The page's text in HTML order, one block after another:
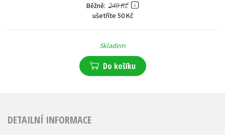
Běžně 249 Kč
ušetříte 50 Kč
Skladem
Do košíku
DETAILNÍ INFORMACE